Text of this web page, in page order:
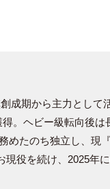
成期から主力として
。ヘビー級転向後は
めたのち独立し、現
役を続け、2025年に